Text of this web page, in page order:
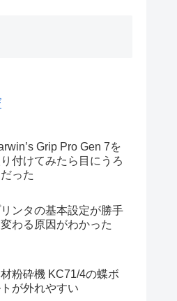
Grip Pro Gen 7を
付けてみたら目にうろ
った
ンタの基本設定が勝手
わる原因がわかった
粉砕機 KC71/4の蝶ボ
が外れやすい